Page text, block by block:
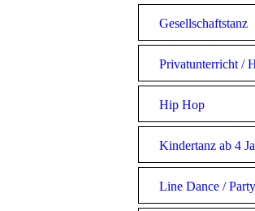
Gesellschaftstanz
Privatunterricht /
Hip Hop
Kindertanz ab 4
Line Dance /